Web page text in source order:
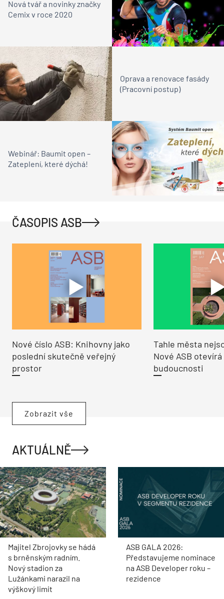
Nová tvář a novinky značky
Cemix v roce 2020
Oprava a renovace fasády
(Pracovní postup)
Webinář: Baumit open –
Zateplení, které dýchá!
ČASOPIS ASB
Nové číslo ASB: Knihovny jako
poslední skutečně veřejný
prostor
Tahle města
Nové ASB
budoucnosti
Zobrazit vše
AKTUÁLNĚ
Majitel Zbrojovky se hádá
s brněnským radním.
Nový stadion za
Lužánkami narazil na
výškový limit
ASB GALA 2026:
Představujeme nominace
na ASB Developer roku –
rezidence